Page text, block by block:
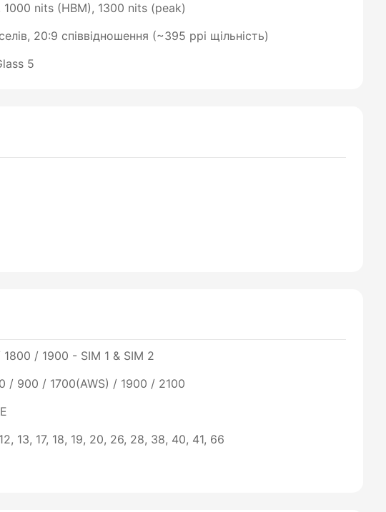
1000 nits (HBM), 1300 nits (peak)
20:9 співвідношення (~395 ppi щільність)
5
/ 1900 - SIM 1 & SIM 2
/ 900 / 1700(AWS) / 1900 / 2100
13, 17, 18, 19, 20, 26, 28, 38, 40, 41, 66